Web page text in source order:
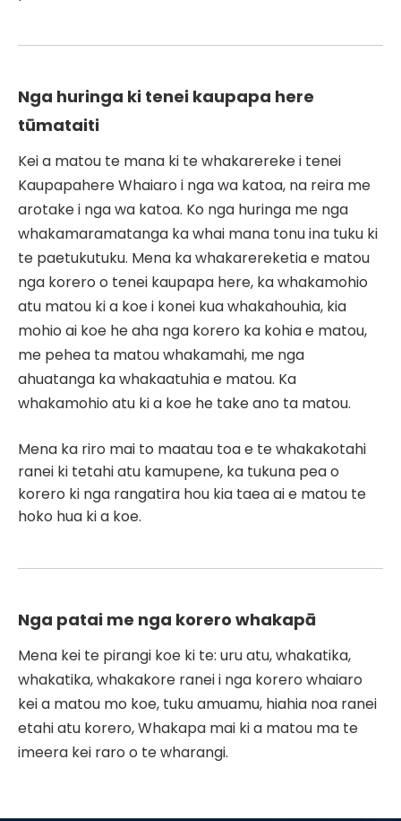
Nga huringa ki tenei kaupapa here
tūmataiti
Kei a matou te mana ki te whakarereke i tenei
Kaupapahere Whaiaro i nga wa katoa, na reira me
arotake i nga wa katoa. Ko nga huringa me nga
whakamaramatanga ka whai mana tonu ina tuku ki
te paetukutuku. Mena ka whakarereketia e matou
nga korero o tenei kaupapa here, ka whakamohio
atu matou ki a koe i konei kua whakahouhia, kia
mohio ai koe he aha nga korero ka kohia e matou,
me pehea ta matou whakamahi, me nga
ahuatanga ka whakaatuhia e matou. Ka
whakamohio atu ki a koe he take ano ta matou.
Mena ka riro mai to maatau toa e te whakakotahi
ranei ki tetahi atu kamupene, ka tukuna pea o
korero ki nga rangatira hou kia taea ai e matou te
hoko hua ki a koe.
Nga patai me nga korero whakapā
Mena kei te pirangi koe ki te: uru atu, whakatika,
whakatika, whakakore ranei i nga korero whaiaro
kei a matou mo koe, tuku amuamu, hiahia noa ranei
etahi atu korero, Whakapa mai ki a matou ma te
imeera kei raro o te wharangi.